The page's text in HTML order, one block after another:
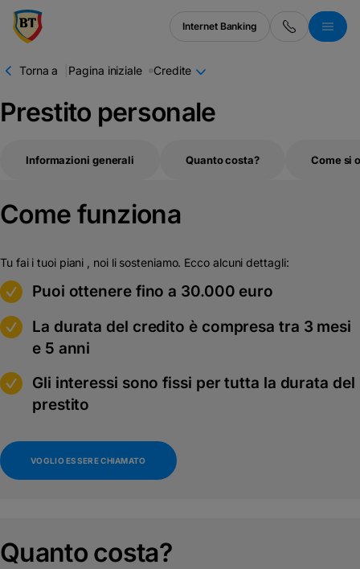
latinești
кириллица
Internet Banking
Torna a Pagina iniziale Credite
Prestito personale
Informazioni generali Quanto costa? Come si
Come funziona
Tu fai i tuoi piani , noi li sosteniamo. Ecco alcuni dettagli:
m Puoi ottenere fino a 30.000 euro
m La durata del credito è compresa tra 3 mesi
e 5 anni
m Gli interessi sono fissi per tutta la durata del
prestito
VOGLIO ESSERE CHIAMATO
Quanto costa?